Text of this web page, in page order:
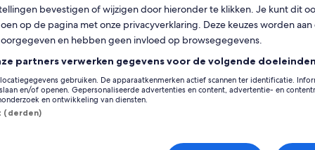
bevestiging
Bij geselecteerde
hotels ophalen
een permanent zicht vanuit dit deel van de
Washington, de schitterende witte top van
Locatie van
Larrabee State
98229,
States
bevestigen of wijzigen door hieronder te klikken. Je kunt dit
op de pagina met onze privacyverklaring. Deze keuzes worden aan
en hebben geen invloed op browsegegevens.
partners verwerken gegevens voor de volgende
gebruiken. De apparaatkenmerken actief scannen ter identificatie.
en/of openen. Gepersonaliseerde advertenties en content, advertentie- en
en ontwikkeling van diensten.
(derden)